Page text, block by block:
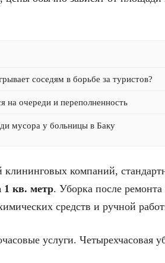
соседям в борьбе за туристов?
на очереди и переполненность
мусора у больницы в Баку
клининговых компаний,
1 кв. метр. Уборка после
средств и ручной
услуги. Четырехчасовая